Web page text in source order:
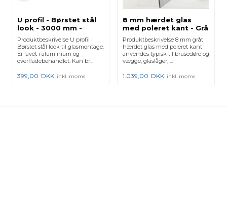
U profil - Børstet stål
look - 3000 mm -
19,05x14,3x19,05x2 mm
Produktbeskrivelse U profil i
Børstet stål look til glasmontage.
Er lavet i aluminium og
overfladebehandlet. Kan br...
399,00 DKK inkl. moms
8 mm hærdet glas
med poleret kant - Grå
Produktbeskrivelse 8 mm gråt
hærdet glas med poleret kant
anvendes typisk til brusedøre og
vægge, glaslåger, ...
1.039,00 DKK inkl. moms